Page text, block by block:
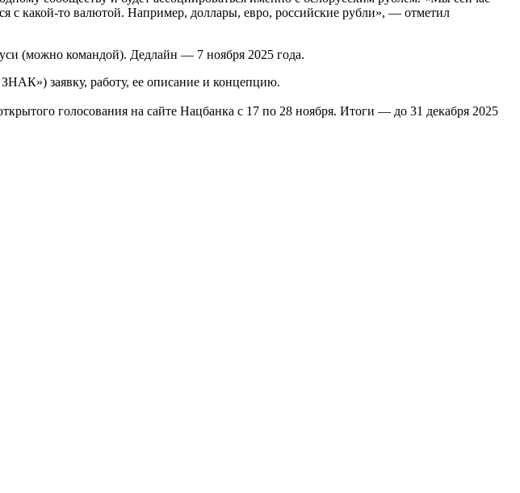
с какой-то валютой. Например, доллары, евро, российские рубли», — отметил
(можно командой). Дедлайн — 7 ноября 2025 года.
заявку, работу, ее описание и концепцию.
голосования на сайте Нацбанка с 17 по 28 ноября. Итоги — до 31 декабря 2025